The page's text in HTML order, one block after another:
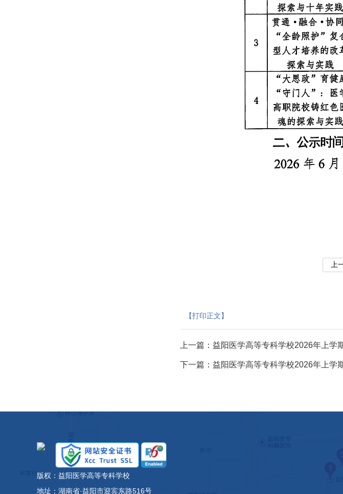
上
【打印正文】
上一篇： 益阳医学高等专科学校2026年上学
下一篇： 益阳医学高等专科学校2026年上学
版权：益阳医学高等专科学校
地址：湖南省·益阳市迎宾东路516号